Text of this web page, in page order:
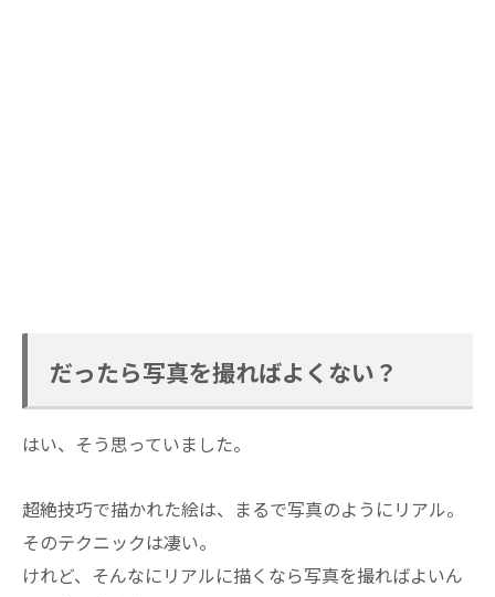
だったら写真を撮ればよくない？
はい、そう思っていました。
超絶技巧で描かれた絵は、まるで写真のようにリアル。
そのテクニックは凄い。
けれど、そんなにリアルに描くなら写真を撮ればよいん